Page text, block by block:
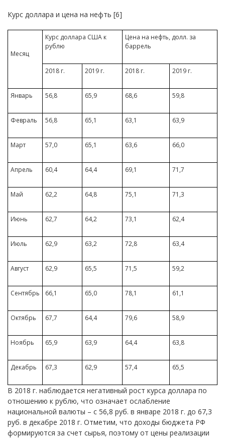
Курс доллара и цена на нефть [6]
Месяц
Курс доллара США к
рублю
Цена на нефть, долл. за
баррель
2018 г. 2019 г. 2018 г. 2019 г.
Январь 56,8 65,9 68,6 59,8
Февраль 56,8 65,1 63,1 63,9
Март 57,0 65,1 63,6 66,0
Апрель 60,4 64,4 69,1 71,7
Май 62,2 64,8 75,1 71,3
Июнь 62,7 64,2 73,1 62,4
Июль 62,9 63,2 72,8 63,4
Август 62,9 65,5 71,5 59,2
Сентябрь 66,1 65,0 78,1 61,1
Октябрь 67,7 64,4 79,6 58,9
Ноябрь 65,9 63,9 64,4 63,8
Декабрь 67,3 62,9 57,4 65,5
В 2018 г. наблюдается негативный рост курса доллара по
отношению к рублю, что означает ослабление
национальной валюты – с 56,8 руб. в январе 2018 г. до 67,3
руб. в декабре 2018 г. Отметим, что доходы бюджета РФ
формируются за счет сырья, поэтому от цены реализации